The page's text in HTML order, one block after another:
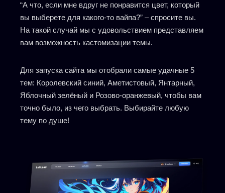
“А что, если мне вдруг не понравится цвет, который
вы выберете для какого-то вайпа?” – спросите вы.
На такой случай мы с удовольствием представляем
вам возможность кастомизации темы.
Для запуска сайта мы отобрали самые удачные 5
тем: Королевский синий, Аметистовый, Янтарный,
Яблочный зелёный и Розово-оранжевый, чтобы вам
точно было, из чего выбрать. Выбирайте любую
тему по душе!